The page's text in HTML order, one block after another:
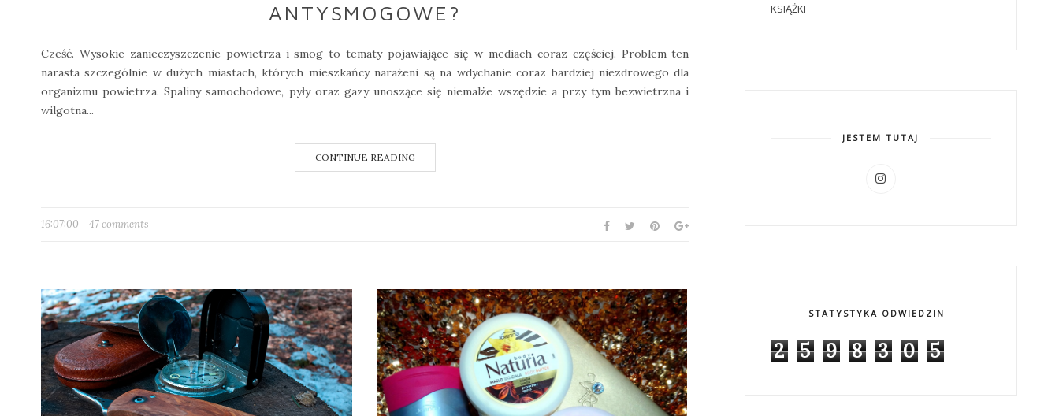
ANTYSMOGOWE?
Cześć. Wysokie zanieczyszczenie powietrza i smog to tematy pojawiające się w mediach coraz częściej. Problem ten
narasta szczególnie w dużych miastach, których mieszkańcy narażeni są na wdychanie coraz bardziej niezdrowego dla
organizmu powietrza. Spaliny samochodowe, pyły oraz gazy unoszące się niemalże wszędzie a przy tym bezwietrzna i
wilgotna...
CONTINUE READING
16:07:00 47 comments
KSIĄŻKI
JESTEM TUTAJ
STATYSTYKA ODWIEDZIN
2 5 9 8 3 0 5